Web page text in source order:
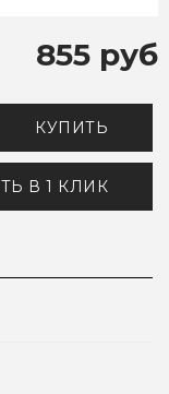
855 руб
КУПИТЬ
В 1 КЛИК